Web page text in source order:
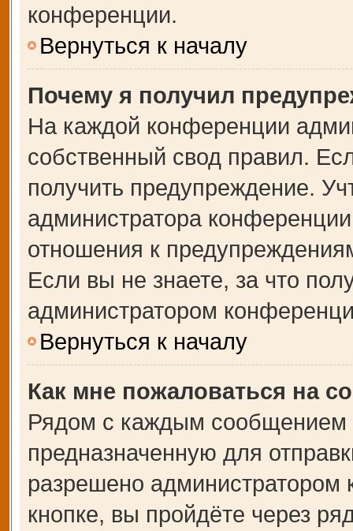
конференции.
Вернуться к началу
Почему я получил
На каждой конференции
собственный свод правил.
получить предупреждение.
администратора
отношения к
Если вы не знаете, за что
администратором
Вернуться к началу
Как мне пожаловаться на
Рядом с каждым сообщением
предназначенную для
разрешено
кнопке, вы пройдёте через